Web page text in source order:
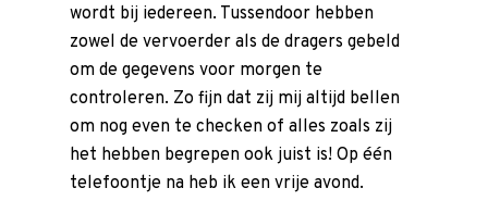
wordt bij iedereen. Tussendoor hebben
zowel de vervoerder als de dragers gebeld
om de gegevens voor morgen te
controleren. Zo fijn dat zij mij altijd bellen
om nog even te checken of alles zoals zij
het hebben begrepen ook juist is! Op één
telefoontje na heb ik een vrije avond.
Contact
Offerte aanvragen